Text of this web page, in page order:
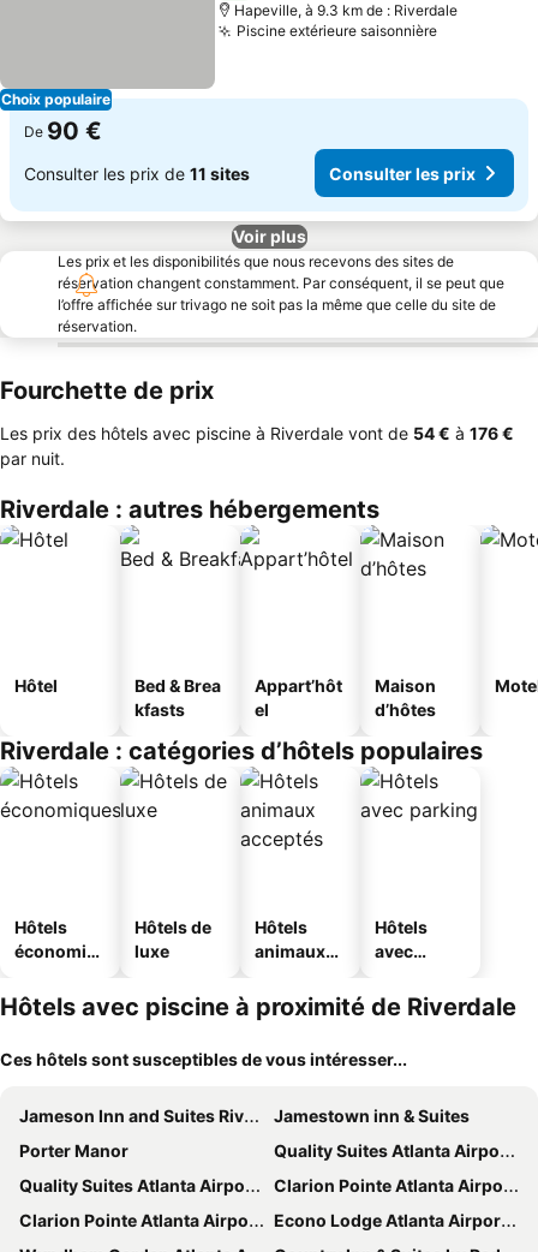
Choix populaire
Hapeville, à 9.3 km de : Riverdale
Piscine extérieure saisonnière
De 90 €
Consulter les prix de 11 sites Consulter les prix
Voir plus
Les prix et les disponibilités que nous recevons des sites de
réservation changent constamment. Par conséquent, il se peut que
l’offre affichée sur trivago ne soit pas la même que celle du site de
réservation.
Fourchette de prix
Les prix des hôtels avec piscine à Riverdale vont de ‎54 € à ‎176 €
par nuit.
Riverdale : autres hébergements
Hôtel
Bed & Brea
kfasts
Appart’hôt
el
Maison
d’hôtes
Riverdale : catégories d’hôtels populaires
Hôtels
économiq
Hôtels de
luxe
Hôtels
animaux
Hôtels
avec
Hôtels avec piscine à proximité de Riverdale
Ces hôtels sont susceptibles de vous intéresser...
Jameson Inn and Suites Riverdale
Jamestown inn & Suites
Porter Manor
Quality Suites Atlanta Airport East
Quality Suites Atlanta Airport East
Clarion Pointe Atlanta Airport College Park
Clarion Pointe Atlanta Airport College Park
Econo Lodge Atlanta Airport East